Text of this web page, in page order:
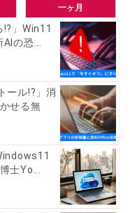
一ヶ月
!?」Win11
の恐...
ール!?」消
せる無
士Yo...